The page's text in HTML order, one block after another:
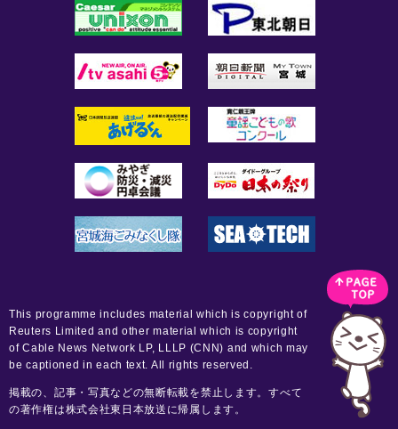
This programme includes material which is copyright of
Reuters Limited and other material which is copyright
of Cable News Network LP, LLLP (CNN) and which may
be captioned in each text. All rights reserved.
掲載の、記事・写真などの無断転載を禁止します。すべて
の著作権は株式会社東日本放送に帰属します。